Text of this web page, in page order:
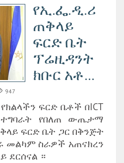
የኢ.ፌ.ዲ.ሪ
ጠቅላይ
ፍርድ ቤት
ፕሬዚዳንት
ክቡር አቶ...
947
ፍርድ ቤቶች በICT
የበለጠ ውጤታማ
ፍርድ ቤት ጋር በቅንጅት
መልካም ስራዎች አጠናክረን
ደርሰናል ።